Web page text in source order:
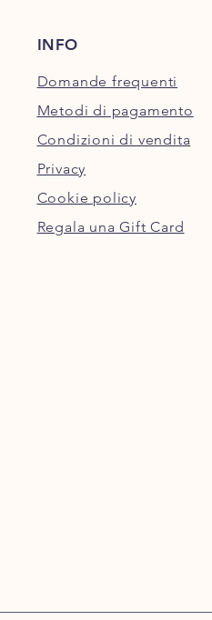
INFO
Domande frequenti
Metodi di pagamento
Condizioni di vendita
Privacy
Cookie policy
Regala una Gift Card